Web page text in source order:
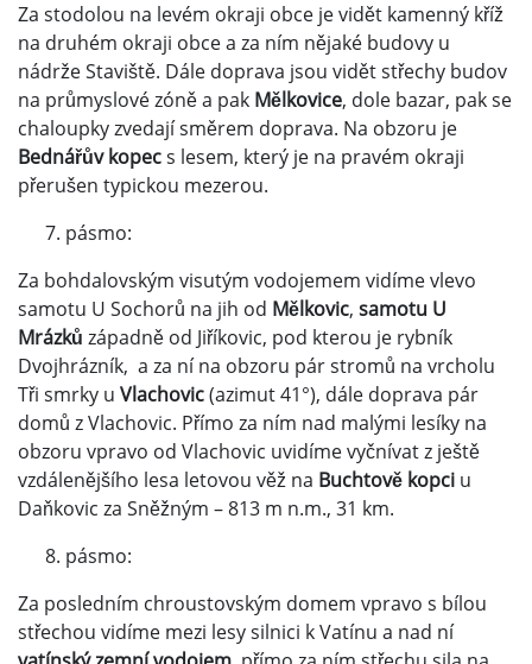
Za stodolou na levém okraji obce je vidět kamenný kříž
na druhém okraji obce a za ním nějaké budovy u
nádrže Staviště. Dále doprava jsou vidět střechy budov
na průmyslové zóně a pak Mělkovice, dole bazar, pak se
chaloupky zvedají směrem doprava. Na obzoru je
Bednářův kopecs lesem, který je na pravém okraji
přerušen typickou mezerou.
pásmo:
Za bohdalovským visutým vodojemem vidíme vlevo
samotu U Sochorů na jih od Mělkovic, samotu U
Mrázků západně od Jiříkovic, pod kterou je rybník
Dvojhrázník, a za ní na obzoru pár stromů na vrcholu
Tři smrky u Vlachovic(azimut 41°), dále doprava pár
domů z Vlachovic. Přímo za ním nad malými lesíky na
obzoru vpravo od Vlachovic uvidíme vyčnívat z ještě
vzdálenějšího lesa letovou věž na Buchtově kopci u
Daňkovic za Sněžným – 813 m n.m., 31 km.
pásmo:
Za posledním chroustovským domem vpravo s bílou
střechou vidíme mezi lesy silnici k Vatínu a nad ní